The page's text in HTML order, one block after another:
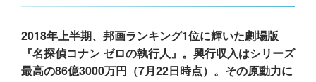
2018年上半期、邦画ランキング1位に輝いた劇場版
『名探偵コナン ゼロの執行人』。興行収入はシリーズ
最高の86億3000万円（7月22日時点）。その原動力に